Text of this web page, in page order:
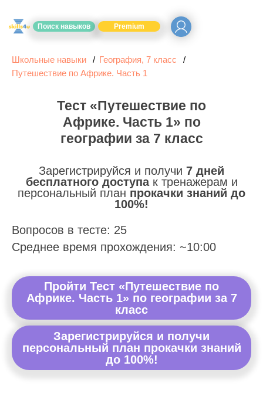
Поиск навыков Premium
Школьные навыки
География, 7 класс
Путешествие по Африке. Часть 1
Тест «Путешествие по
Африке. Часть 1» по
географии за 7 класс
Зарегистрируйся и получи 7 дней
бесплатного доступак тренажерам и
персональный план прокачки знаний до
100%!
Вопросов в тесте: 25
Среднее время прохождения: ~10:00
Пройти Тест «Путешествие по
Африке. Часть 1» по географии за 7
класс
Зарегистрируйся и получи
персональный план прокачки знаний
до 100%!